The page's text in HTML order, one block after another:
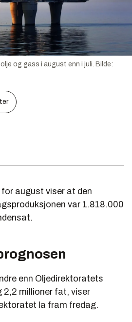
og gass i august enn i juli. Bilde:
august viser at den
var 1.818.000
enn Oljedirektoratets
2,2 millioner fat, viser
la fram fredag.